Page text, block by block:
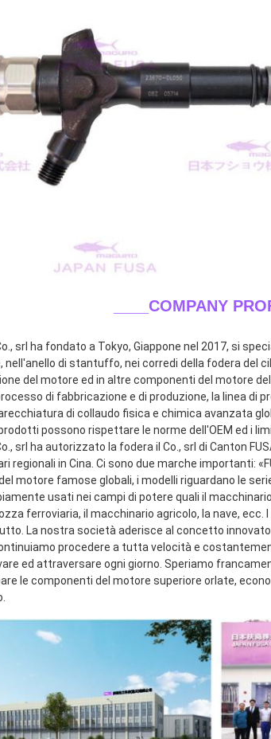
____COMPANY
Co., srl ha fondato a Tokyo, Giappone nel 2017, si
nell'anello di stantuffo, nei corredi della fodera del
del motore ed in altre componenti del motore
di fabbricazione e di produzione, la linea di
di collaudo fisica e chimica avanzata
possono rispettare le norme dell'OEM ed i
srl ha autorizzato la fodera il Co., srl di Canton
regionali in Cina. Ci sono due marche importanti:
motore famose globali, i modelli riguardano le
usati nei campi di potere quali il
ferroviaria, il macchinario agricolo, la nave,
La nostra società aderisce al concetto
procedere a tutta velocità e
ed attraversare ogni giorno. Speriamo
le componenti del motore superiore orlate,